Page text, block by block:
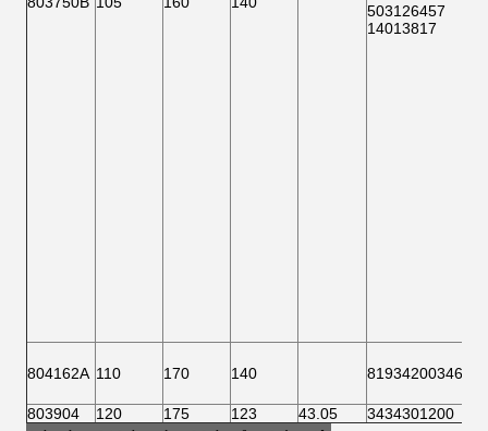
503126457
14013817
804162A 110 170 140 81934200346
803904 120 175 123 43.05 3434301200